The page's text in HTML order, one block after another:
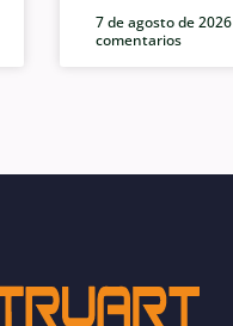
7 de agosto de 2026
comentarios